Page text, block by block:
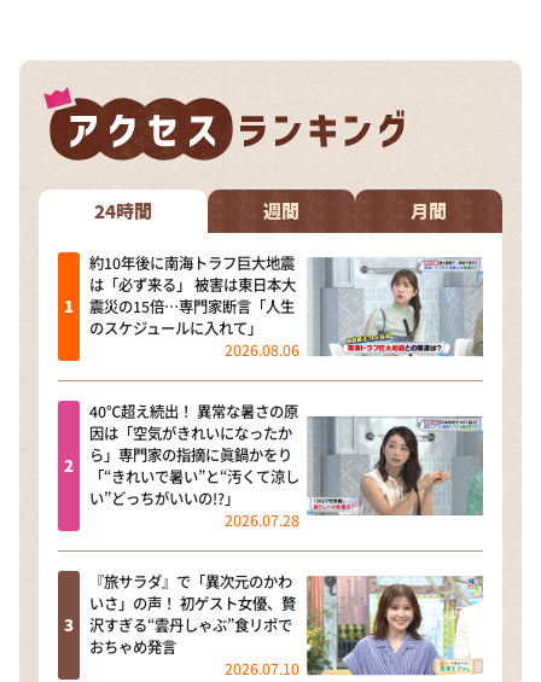
24時間 週間 月間
約10年後に南海トラフ巨大地震
は「必ず来る」 被害は東日本大
震災の15倍…専門家断言「人生
のスケジュールに入れて」
2026.08.06
40℃超え続出！ 異常な暑さの原
因は「空気がきれいになったか
ら」専門家の指摘に眞鍋かをり
「“きれいで暑い”と“汚くて涼し
い”どっちがいいの!?」
2026.07.28
『旅サラダ』で「異次元のかわ
いさ」の声！ 初ゲスト女優、贅
沢すぎる“雲丹しゃぶ”食リポで
おちゃめ発言
2026.07.10